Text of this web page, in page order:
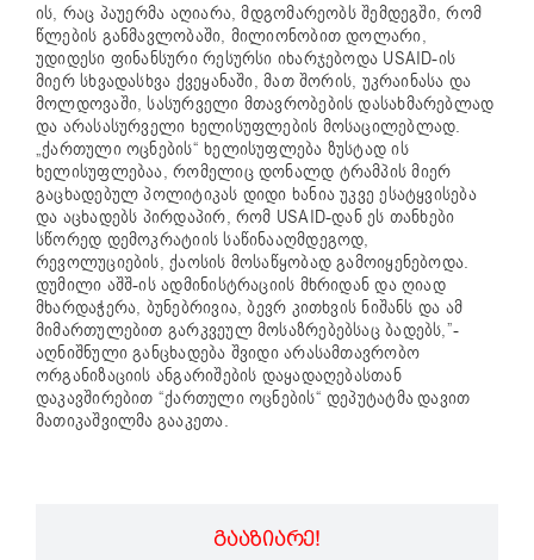
ის, რაც პაუერმა აღიარა, მდგომარეობს შემდეგში, რომ
წლების განმავლობაში, მილიონობით დოლარი,
უდიდესი ფინანსური რესურსი იხარჯებოდა USAID-ის
მიერ სხვადასხვა ქვეყანაში, მათ შორის, უკრაინასა და
მოლდოვაში, სასურველი მთავრობების დასახმარებლად
და არასასურველი ხელისუფლების მოსაცილებლად.
„ქართული ოცნების“ ხელისუფლება ზუსტად ის
ხელისუფლებაა, რომელიც დონალდ ტრამპის მიერ
გაცხადებულ პოლიტიკას დიდი ხანია უკვე ესატყვისება
და აცხადებს პირდაპირ, რომ USAID-დან ეს თანხები
სწორედ დემოკრატიის საწინააღმდეგოდ,
რევოლუციების, ქაოსის მოსაწყობად გამოიყენებოდა.
დუმილი აშშ-ის ადმინისტრაციის მხრიდან და ღიად
მხარდაჭერა, ბუნებრივია, ბევრ კითხვის ნიშანს და ამ
მიმართულებით გარკვეულ მოსაზრებებსაც ბადებს,”-
აღნიშნული განცხადება შვიდი არასამთავრობო
ორგანიზაციის ანგარიშების დაყადაღებასთან
დაკავშირებით “ქართული ოცნების“ დეპუტატმა დავით
მათიკაშვილმა გააკეთა.
ᲒᲐᲐᲖᲘᲐᲠᲔ!